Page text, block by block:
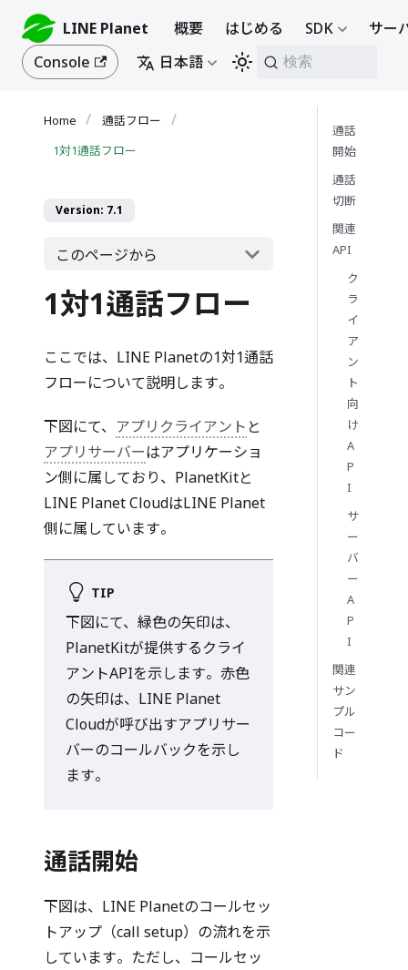
LINE Planet 概要 はじめる SDK
サー
Console
日本語 検索
通話フロー
1対1通話フロー
Version: 7.1
このページから
1対1通話フロー
ここでは、LINE Planetの1対1通話
フローについて説明します。
下図にて、 アプリクライアント と
アプリサーバーはアプリケーショ
ン側に属しており、PlanetKitと
LINE Planet CloudはLINE Planet
側に属しています。
TIP
下図にて、緑色の矢印は、
PlanetKitが提供するクライ
アントAPIを示します。赤色
の矢印は、LINE Planet
Cloudが呼び出すアプリサー
バーのコールバックを示し
ます。
通話開始
下図は、LINE Planetのコールセッ
トアップ（call setup）の流れを示
しています。ただし、コールセッ
通話
開始
通話
切断
関連
API
ク
ラ
イ
ア
ン
ト
向
け
A
P
I
サ
ー
バ
ー
A
P
I
関連
サン
プル
コー
ド